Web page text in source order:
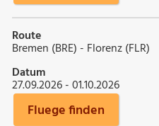
Route
Bremen (BRE) - Florenz (FLR)
Datum
27.09.2026 - 01.10.2026
Fluege finden